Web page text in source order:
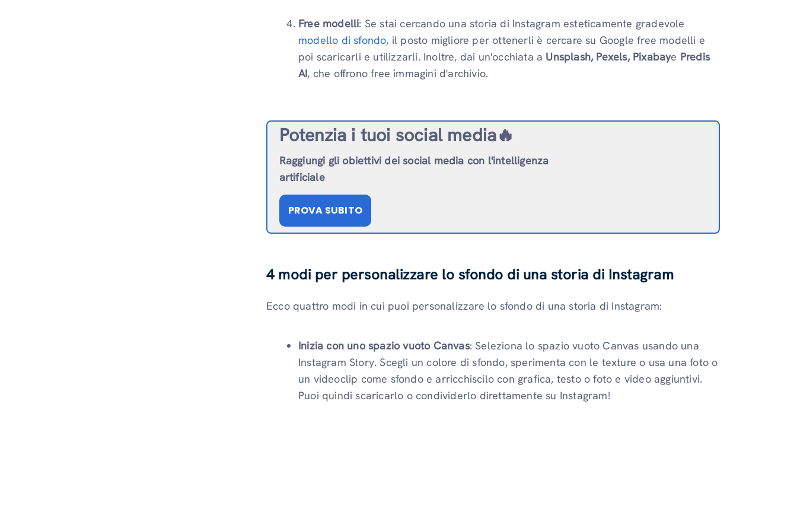
Free modelli: Se stai cercando una storia di Instagram esteticamente gradevole
modello di sfondo, il posto migliore per ottenerli è cercare su Google free modelli e
poi scaricarli e utilizzarli. Inoltre, dai un'occhiata a Unsplash, Pexels, Pixabaye Predis
AI, che offrono free immagini d'archivio.
Potenzia i tuoi social media🔥
Raggiungi gli obiettivi dei social media con l'intelligenza
artificiale
PROVA SUBITO
4 modi per personalizzare lo sfondo di una storia di Instagram
Ecco quattro modi in cui puoi personalizzare lo sfondo di una storia di Instagram:
Inizia con uno spazio vuoto Canvas: Seleziona lo spazio vuoto Canvas usando una
Instagram Story. Scegli un colore di sfondo, sperimenta con le texture o usa una foto o
un videoclip come sfondo e arricchiscilo con grafica, testo o foto e video aggiuntivi.
Puoi quindi scaricarlo o condividerlo direttamente su Instagram!